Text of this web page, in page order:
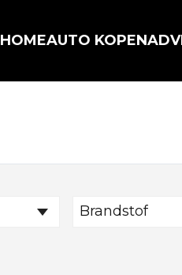
HOMEAUTO KOPEN
Brandstof